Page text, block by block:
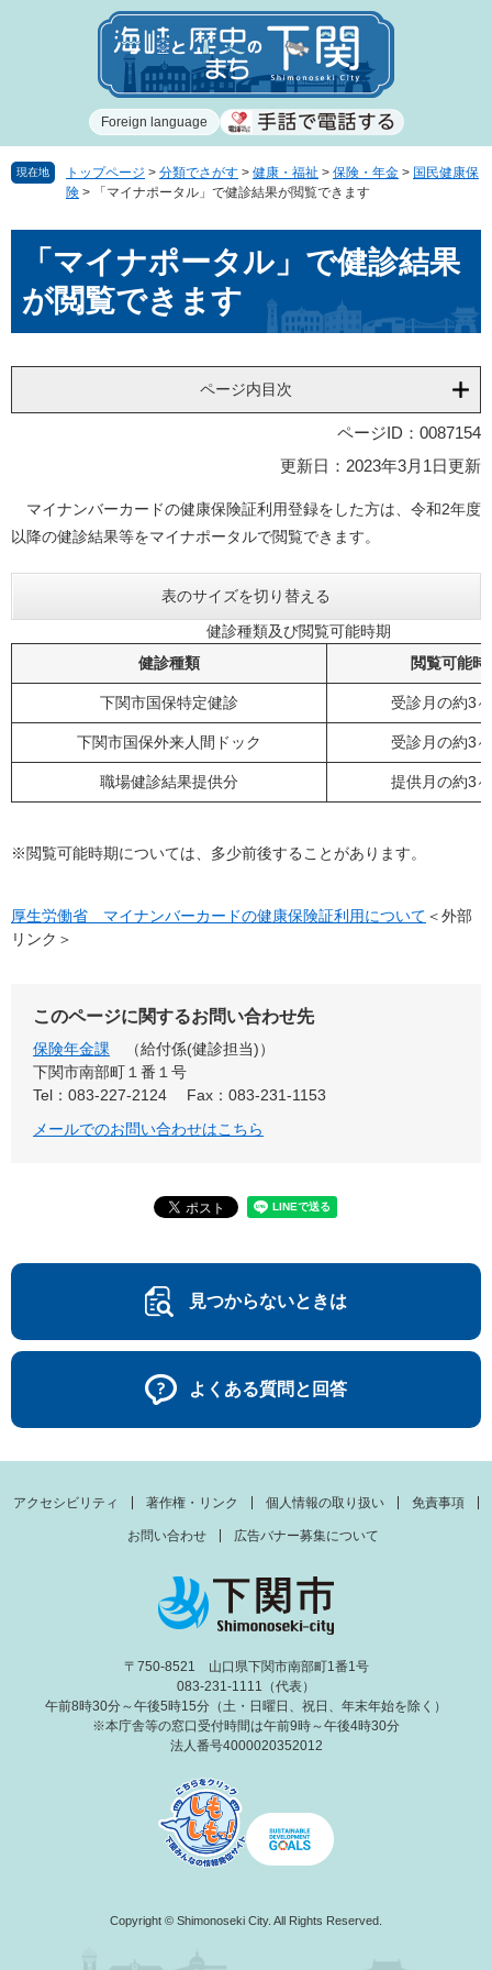
で
ば
Foreign language
現在地 トップページ > 分類でさがす > 健康・福祉 > 保険・年金 > 国民健康保
険 > 「マイナポータル」で健診結果が閲覧できます
「マイナポータル」で健診結果
が閲覧できます
ページ内目次
ページID：0087154
更新日：2023年3月1日更新
マイナンバーカードの健康保険証利用登録をした方は、令和2年度
以降の健診結果等をマイナポータルで閲覧できます。
表のサイズを切り替える
健診種類及び閲覧可能時期
健診種類
閲覧可能時
下関市国保特定健診 受診月の約3
下関市国保外来人間ドック 受診月の約3
職場健診結果提供分 提供月の約3
※閲覧可能時期については、多少前後することがあります。
厚生労働省 マイナンバーカードの健康保険証利用について ＜外部
リンク＞
このページに関するお問い合わせ先
保険年金課
給付係(健診担当)
下関市南部町１番１号
Tel：083-227-2124
Fax：083-231-1153
メールでのお問い合わせはこちら
見つからないときは
よくある質問と回答
アクセシビリティ 著作権・リンク 個人情報の取り扱い 免責事項
お問い合わせ 広告バナー募集について
〒750-8521 山口県下関市南部町1番1号
083-231-1111（代表）
午前8時30分～午後5時15分（土・日曜日、祝日、年末年始を除く）
※本庁舎等の窓口受付時間は午前9時～午後4時30分
法人番号4000020352012
Copyright © Shimonoseki City. All Rights Reserved.